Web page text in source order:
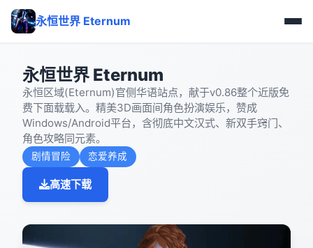
永恒世界 Eternum
永恒世界 Eternum
永恒区域(Eternum)官侧华语站点，献于v0.86整个近版免
费下面载载入。精美3D画面间角色扮演娱乐，赞成
Windows/Android平台，含彻底中文汉式、新双手窍门、
角色攻略同元素。
剧情冒险 恋爱养成
高速下载